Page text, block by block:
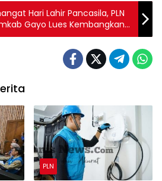
Hari Lahir Pancasila, PLN
Gayo Lues Kembangkan
Dukung Swasembada Energi
PLN